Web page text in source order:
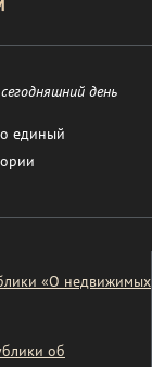
день
единый
«О недвижимых
об